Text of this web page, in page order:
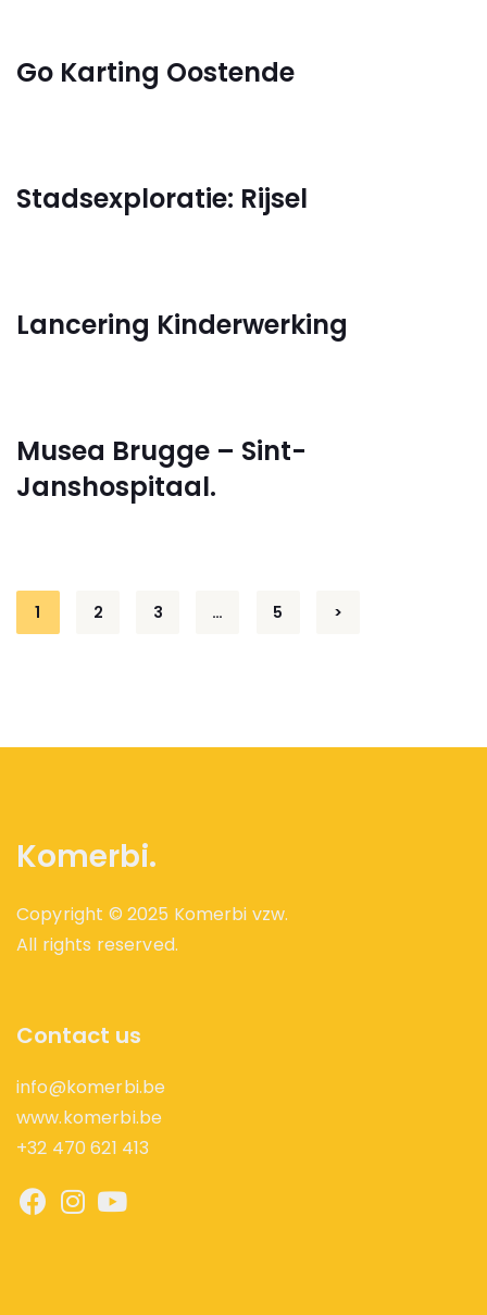
Go Karting Oostende
Stadsexploratie: Rijsel
Lancering Kinderwerking
Musea Brugge – Sint-
Janshospitaal.
Posts
1 2 3 … 5 >
Komerbi.
Copyright © 2025 Komerbi vzw.
All rights reserved.
Contact us
info@komerbi.be
www.komerbi.be
+32 470 621 413